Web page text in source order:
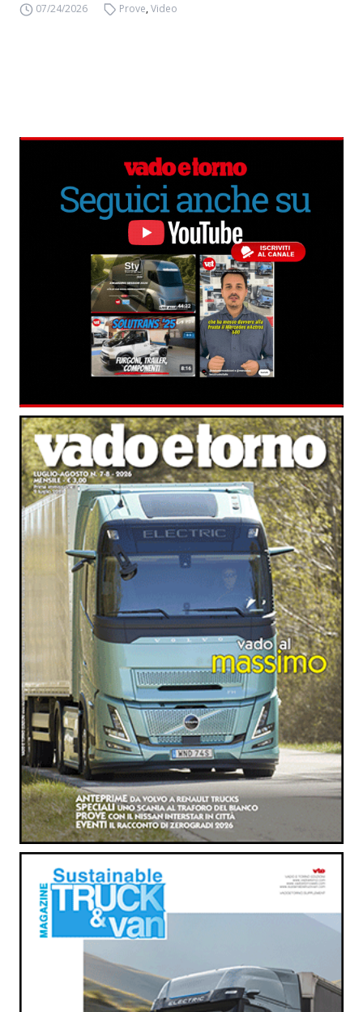
07/24/2026 Prove,Video